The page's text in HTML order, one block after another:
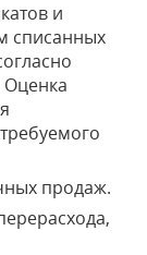
и
списанных
продаж.